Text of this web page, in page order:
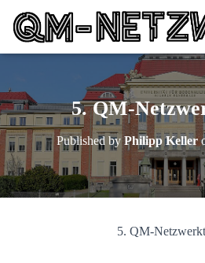
5. QM-
Published by Philipp Keller
5. QM-